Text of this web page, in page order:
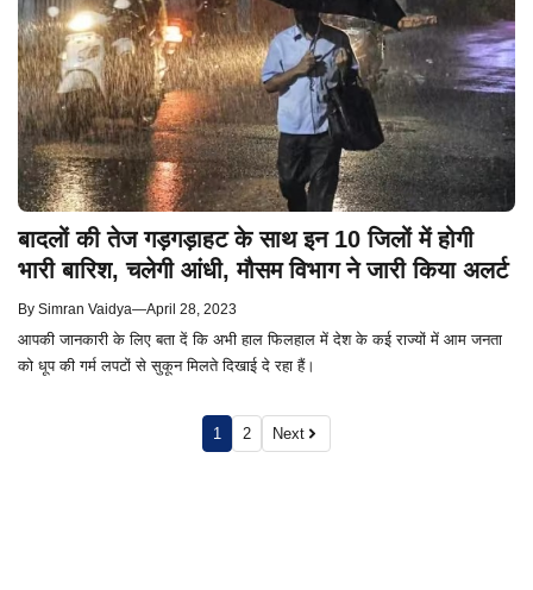
बादलों की तेज गड़गड़ाहट के साथ इन 10 जिलों में होगी
भारी बारिश, चलेगी आंधी, मौसम विभाग ने जारी किया अलर्ट
By Simran Vaidya—April 28, 2023
आपकी जानकारी के लिए बता दें कि अभी हाल फिलहाल में देश के कई राज्यों में आम जनता
को धूप की गर्म लपटों से सुकून मिलते दिखाई दे रहा हैं।
1 2 Next